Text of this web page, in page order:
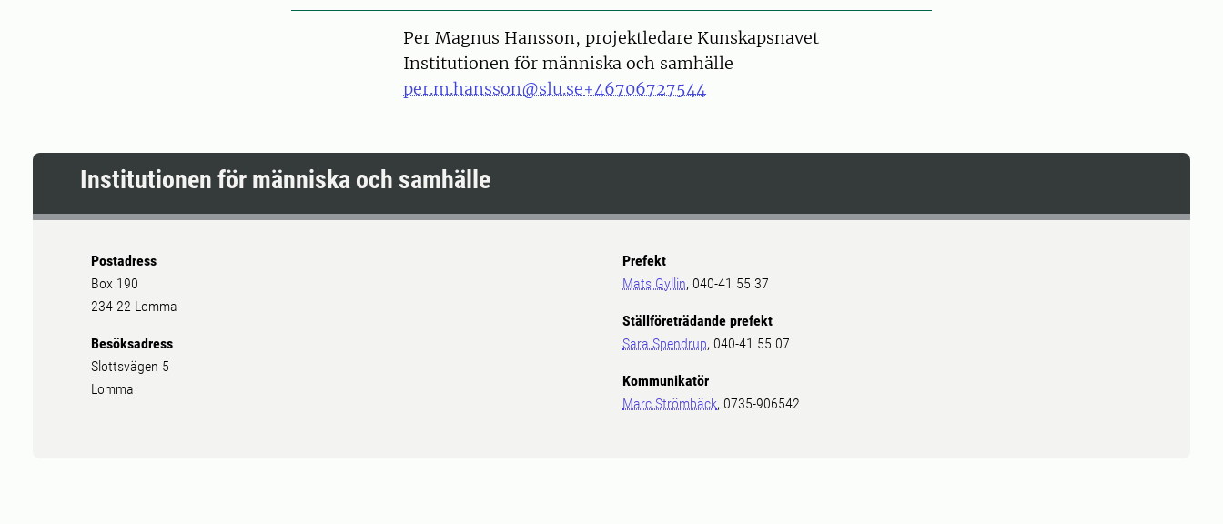
PersonPer Magnus Hansson, projektledare Kunskapsnavet
Institutionen för människa och samhälle
per.m.hansson@slu.se+46706727544
Institutionen för människa och samhälle
Postadress
Box 190
234 22 Lomma
Besöksadress
Slottsvägen 5
Lomma
Prefekt
Mats Gyllin, 040-41 55 37
Ställföreträdande prefekt
Sara Spendrup, 040-41 55 07
Kommunikatör
Marc Strömbäck, 0735-906542